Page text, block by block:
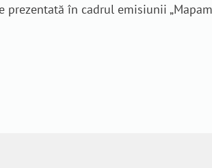
prezentată în cadrul emisiunii